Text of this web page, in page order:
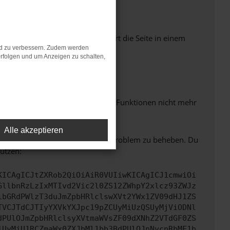
Seiten verhindern. Funktioniert die Seite in einem
dazu führen, dass bestimmte Funktionen nicht mehr
Wir werden versuchen, das Problem zu beheben. Du
zu verbessern. Zudem werden
und um Anzeigen zu schalten,
Alle akzeptieren